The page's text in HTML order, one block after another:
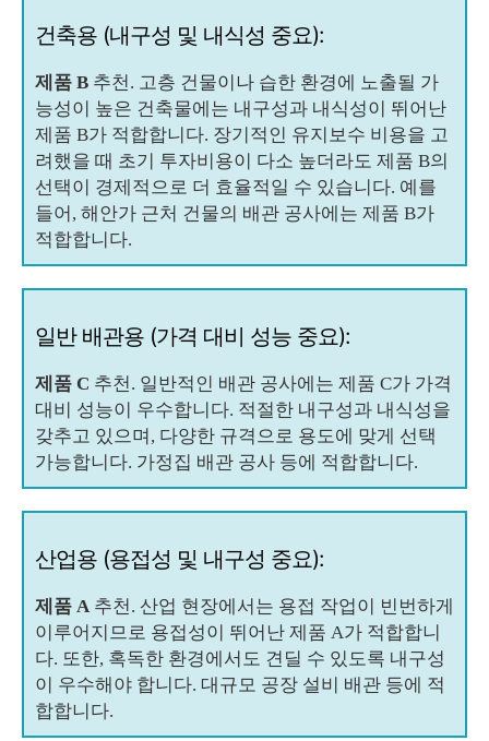
건축용 (내구성 및 내식성 중요):
제품 B 추천. 고층 건물이나 습한 환경에 노출될 가
능성이 높은 건축물에는 내구성과 내식성이 뛰어난
제품 B가 적합합니다. 장기적인 유지보수 비용을 고
려했을 때 초기 투자비용이 다소 높더라도 제품 B의
선택이 경제적으로 더 효율적일 수 있습니다. 예를
들어, 해안가 근처 건물의 배관 공사에는 제품 B가
적합합니다.
일반 배관용 (가격 대비 성능 중요):
제품 C 추천. 일반적인 배관 공사에는 제품 C가 가격
대비 성능이 우수합니다. 적절한 내구성과 내식성을
갖추고 있으며, 다양한 규격으로 용도에 맞게 선택
가능합니다. 가정집 배관 공사 등에 적합합니다.
산업용 (용접성 및 내구성 중요):
제품 A 추천. 산업 현장에서는 용접 작업이 빈번하게
이루어지므로 용접성이 뛰어난 제품 A가 적합합니
다. 또한, 혹독한 환경에서도 견딜 수 있도록 내구성
이 우수해야 합니다. 대규모 공장 설비 배관 등에 적
합합니다.